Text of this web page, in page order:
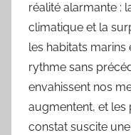
réalité alarmante :
climatique et la
les habitats marins
rythme sans
envahissent nos
augmentent, et les
constat suscite